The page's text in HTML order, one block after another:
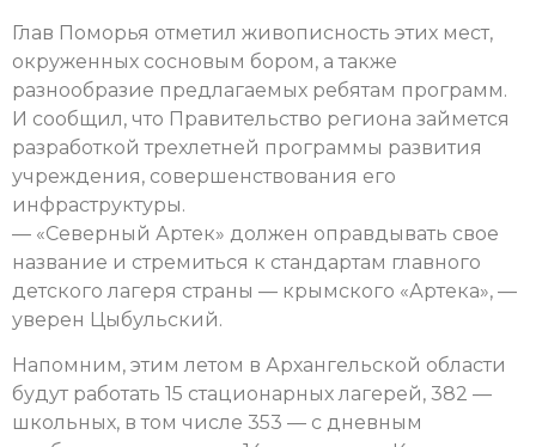
Глав Поморья отметил живописность этих мест,
окруженных сосновым бором, а также
разнообразие предлагаемых ребятам программ.
И сообщил, что Правительство региона займется
разработкой трехлетней программы развития
учреждения, совершенствования его
инфраструктуры.
— «Северный Артек» должен оправдывать свое
название и стремиться к стандартам главного
детского лагеря страны — крымского «Артека», —
уверен Цыбульский.
Напомним, этим летом в Архангельской области
будут работать 15 стационарных лагерей, 382 —
школьных, в том числе 353 — с дневным